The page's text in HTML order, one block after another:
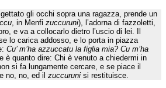
gli occhi sopra una ragazza, prende un
, in Menfi zuccuruni), l’adorna di fazzoletti,
e va a collocarlo dietro l’uscio di lei. Il
lo carica addosso, e lo porta in piazza
Cu’ m’ha azzuccatu la figlia mia? Cu m’ha
è quanto dire: Chi è venuto a chiedermi in
si fa lungamente cercare, e se piace il
no, no, ed il zuccuruni si restituisce.